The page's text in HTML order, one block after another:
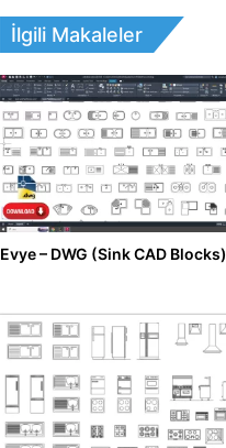
İlgili Makaleler
Evye – DWG (Sink CAD Blocks)